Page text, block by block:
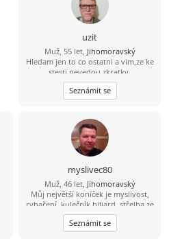
uzit
Muž, 55 let, Jihomoravský
Hledam jen to co ostatni a vim,ze ke
stesti nevedou zkratky.
Seznámit se
myslivec80
Muž, 46 let, Jihomoravský
Můj největší koníček je myslivost,
rybaření, kulečník biliard, střelba ze
zbraní brokovnice, šipky, šachy
petanque, kostky, mám rád psy,
zvířata, rád se bavím, tancuji, trochu
Seznámit se